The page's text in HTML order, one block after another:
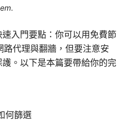
入門要點：你可以用免費節
路代理與翻牆，但要注意安
。以下是本篇要帶給你的完
何篩選